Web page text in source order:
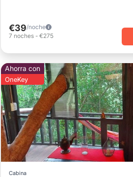
€39/noche
7 noches - €275
Ahorra con
OneKey
Cabina